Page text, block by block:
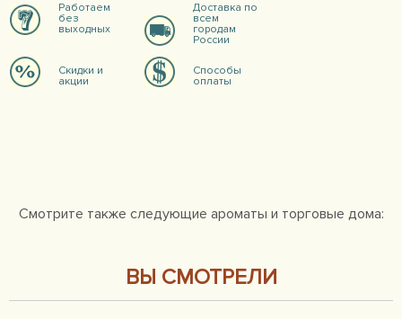
Работаем
без
выходных
Доставка по
всем
городам
России
Скидки и
акции
Способы
оплаты
Смотрите также следующие ароматы и торговые дома:
ВЫ СМОТРЕЛИ